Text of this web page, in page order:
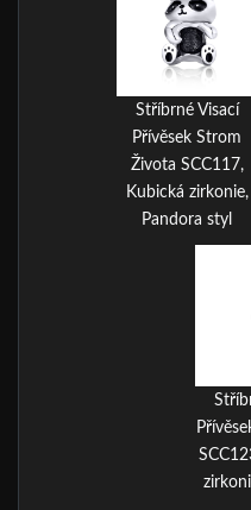
Stříbrné Visací
Přívěsek Strom
Života SCC117,
Kubická zirkonie,
Pandora styl